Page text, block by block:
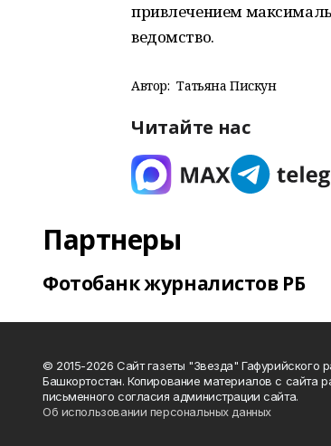
привлечением
ведомство.
Автор: Татьяна Пискун
Читайте нас
Партнеры
Фотобанк журналистов РБ
© 2015-2026 Сайт газеты "Звезда" Гафурийского
Башкортостан. Копирование материалов с сайта
письменного согласия администрации сайта.
Об использовании персональных данных